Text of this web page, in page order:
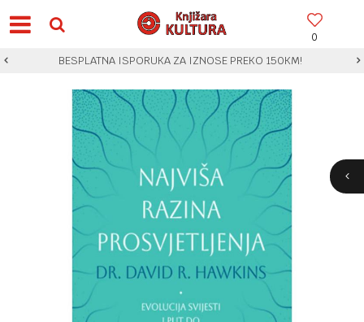
0
BESPLATNA ISPORUKA ZA IZNOSE PREKO 150KM!